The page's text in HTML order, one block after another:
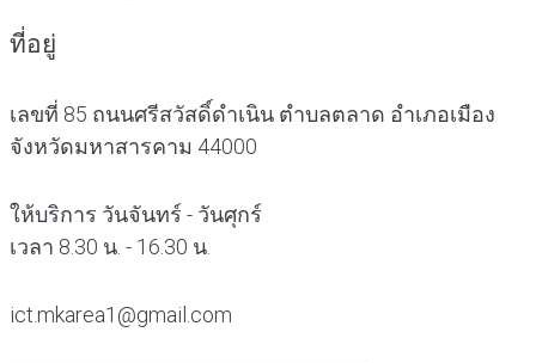
ที่อยู่
เลขที่ 85 ถนนศรีสวัสดิ์ดำเนิน ตำบลตลาด อำเภอเมือง
จังหวัดมหาสารคาม 44000
ให้บริการ วันจันทร์ - วันศุกร์
เวลา 8.30 น. - 16.30 น.
ict.mkarea1@gmail.com